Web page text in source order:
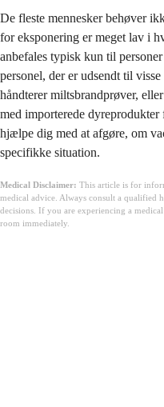
De fleste mennesker behøver
for eksponering er meget lav i
anbefales typisk kun til
personel, der er udsendt til
håndterer miltsbrandprøver,
med importerede
hjælpe dig med at afgøre, om
specifikke situation.
Medical Disclaimer: This article is for
medical advice. Always consult a qualified
decisions. If you are experiencing a
room immediately.